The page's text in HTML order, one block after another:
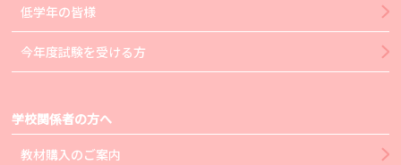
低学年の皆様
今年度試験を受ける方
学校関係者の方へ
教材購入のご案内